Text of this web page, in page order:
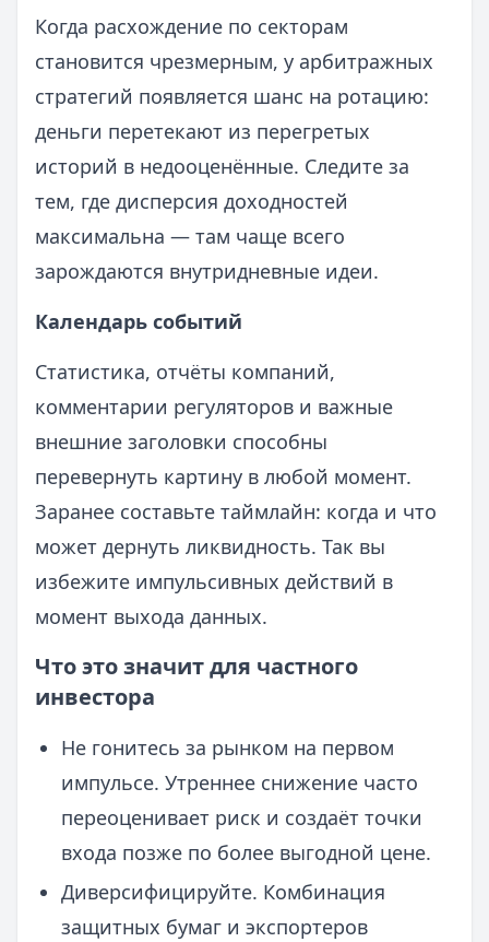
Когда расхождение по секторам
становится чрезмерным, у арбитражных
стратегий появляется шанс на ротацию:
деньги перетекают из перегретых
историй в недооценённые. Следите за
тем, где дисперсия доходностей
максимальна — там чаще всего
зарождаются внутридневные идеи.
Календарь событий
Статистика, отчёты компаний,
комментарии регуляторов и важные
внешние заголовки способны
перевернуть картину в любой момент.
Заранее составьте таймлайн: когда и что
может дернуть ликвидность. Так вы
избежите импульсивных действий в
момент выхода данных.
Что это значит для частного
инвестора
Не гонитесь за рынком на первом
импульсе. Утреннее снижение часто
переоценивает риск и создаёт точки
входа позже по более выгодной цене.
Диверсифицируйте. Комбинация
защитных бумаг и экспортеров